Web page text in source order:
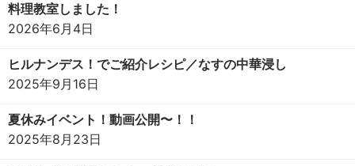
料理教室しました！
2026年6月4日
ヒルナンデス！でご紹介レシピ／なすの中華浸し
2025年9月16日
夏休みイベント！動画公開〜！！
2025年8月23日